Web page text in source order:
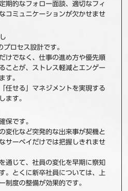
期的なフォロー面談、適切なフィ
コミュニケーションが欠かせませ
ロセス設計です。
けでなく、仕事の進め方や優先順
ことが、ストレス軽減とエンゲー
す。
任せる」マネジメントを実現する
ます。
保です。
変化など突発的な出来事が契機と
サーベイだけでは把握しきれませ
通じて、社員の変化を早期に察知
。とくに新卒社員については、上
制度の整備が効果的です。